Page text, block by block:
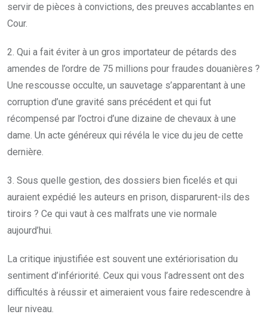
servir de pièces à convictions, des preuves accablantes en
Cour.
2. Qui a fait éviter à un gros importateur de pétards des
amendes de l’ordre de 75 millions pour fraudes douanières ?
Une rescousse occulte, un sauvetage s’apparentant à une
corruption d’une gravité sans précédent et qui fut
récompensé par l’octroi d’une dizaine de chevaux à une
dame. Un acte généreux qui révéla le vice du jeu de cette
dernière.
3. Sous quelle gestion, des dossiers bien ficelés et qui
auraient expédié les auteurs en prison, disparurent-ils des
tiroirs ? Ce qui vaut à ces malfrats une vie normale
aujourd’hui.
La critique injustifiée est souvent une extériorisation du
sentiment d’infériorité. Ceux qui vous l’adressent ont des
difficultés à réussir et aimeraient vous faire redescendre à
leur niveau.